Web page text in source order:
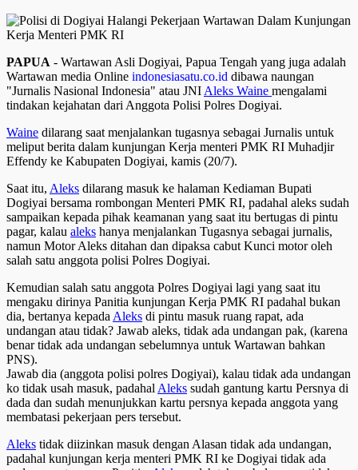
PAPUA - Wartawan Asli Dogiyai, Papua Tengah yang juga adalah
Wartawan media Online indonesiasatu.co.id dibawa naungan
"Jurnalis Nasional Indonesia" atau JNI Aleks Waine mengalami
tindakan kejahatan dari Anggota Polisi Polres Dogiyai.
Waine dilarang saat menjalankan tugasnya sebagai Jurnalis untuk
meliput berita dalam kunjungan Kerja menteri PMK RI Muhadjir
Effendy ke Kabupaten Dogiyai, kamis (20/7).
Saat itu, Aleks dilarang masuk ke halaman Kediaman Bupati
Dogiyai bersama rombongan Menteri PMK RI, padahal aleks sudah
sampaikan kepada pihak keamanan yang saat itu bertugas di pintu
pagar, kalau aleks hanya menjalankan Tugasnya sebagai jurnalis,
namun Motor Aleks ditahan dan dipaksa cabut Kunci motor oleh
salah satu anggota polisi Polres Dogiyai.
Kemudian salah satu anggota Polres Dogiyai lagi yang saat itu
mengaku dirinya Panitia kunjungan Kerja PMK RI padahal bukan
dia, bertanya kepada Aleks di pintu masuk ruang rapat, ada
undangan atau tidak? Jawab aleks, tidak ada undangan pak, (karena
benar tidak ada undangan sebelumnya untuk Wartawan bahkan
PNS).
Jawab dia (anggota polisi polres Dogiyai), kalau tidak ada undangan
ko tidak usah masuk, padahal Aleks sudah gantung kartu Persnya di
dada dan sudah menunjukkan kartu persnya kepada anggota yang
membatasi pekerjaan pers tersebut.
Aleks tidak diizinkan masuk dengan Alasan tidak ada undangan,
padahal kunjungan kerja menteri PMK RI ke Dogiyai tidak ada